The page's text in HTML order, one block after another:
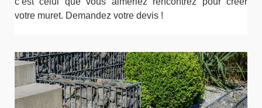
votre muret. Demandez votre devis !